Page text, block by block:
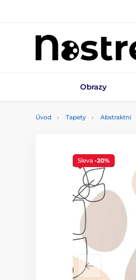
Obrazy
Úvod Tapety Abstraktní
Sleva -20%